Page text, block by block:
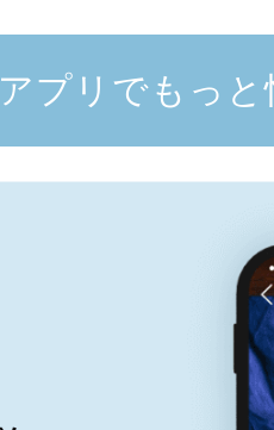
アプリでもっと